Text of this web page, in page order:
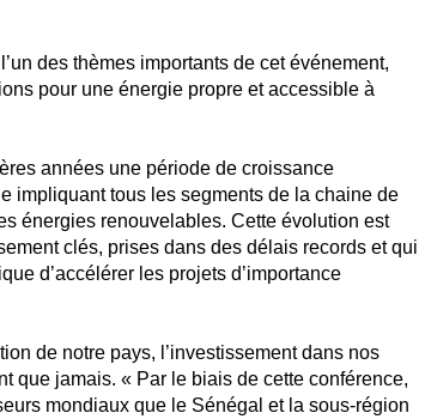
des thèmes importants de cet événement,
pour une énergie propre et accessible à
années une période de croissance
impliquant tous les segments de la chaine de
énergies renouvelables. Cette évolution est
clés, prises dans des délais records et qui
d’accélérer les projets d’importance
de notre pays, l’investissement dans nos
que jamais. « Par le biais de cette conférence,
mondiaux que le Sénégal et la sous-région